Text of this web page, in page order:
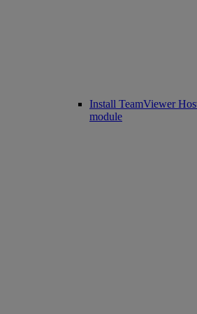
Install TeamViewer
module